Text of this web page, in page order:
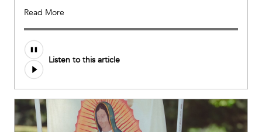
Read More
Listen to this article